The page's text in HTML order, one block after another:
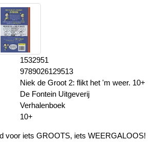
1532951
9789026129513
Niek de Groot 2: flikt het 'm weer. 10+
De Fontein Uitgeverij
Verhalenboek
10+
voor iets GROOTS, iets WEERGALOOS!